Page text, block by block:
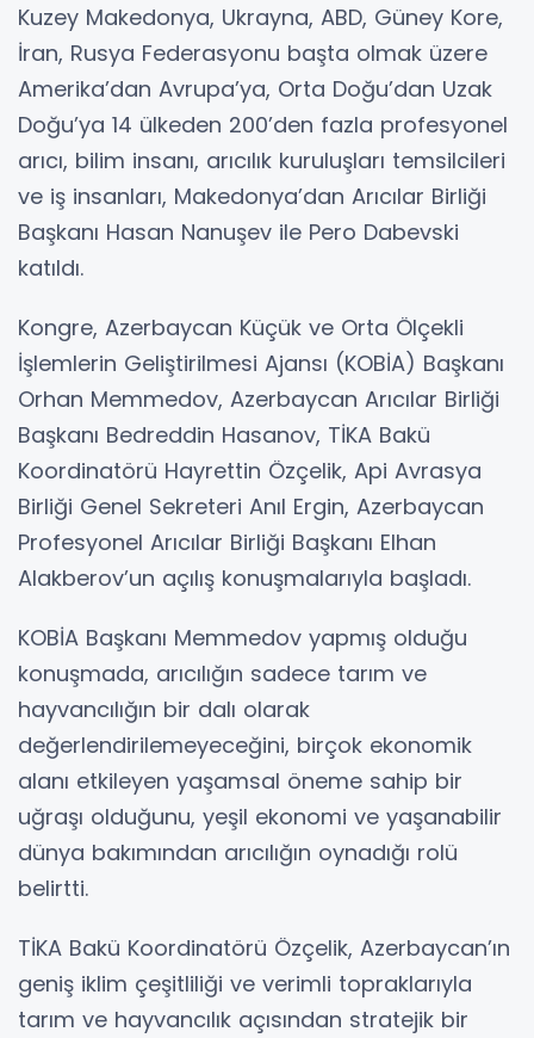
Kuzey Makedonya, Ukrayna, ABD, Güney Kore,
İran, Rusya Federasyonu başta olmak üzere
Amerika’dan Avrupa’ya, Orta Doğu’dan Uzak
Doğu’ya 14 ülkeden 200’den fazla profesyonel
arıcı, bilim insanı, arıcılık kuruluşları temsilcileri
ve iş insanları, Makedonya’dan Arıcılar Birliği
Başkanı Hasan Nanuşev ile Pero Dabevski
katıldı.
Kongre, Azerbaycan Küçük ve Orta Ölçekli
İşlemlerin Geliştirilmesi Ajansı (KOBİA) Başkanı
Orhan Memmedov, Azerbaycan Arıcılar Birliği
Başkanı Bedreddin Hasanov, TİKA Bakü
Koordinatörü Hayrettin Özçelik, Api Avrasya
Birliği Genel Sekreteri Anıl Ergin, Azerbaycan
Profesyonel Arıcılar Birliği Başkanı Elhan
Alakberov’un açılış konuşmalarıyla başladı.
KOBİA Başkanı Memmedov yapmış olduğu
konuşmada, arıcılığın sadece tarım ve
hayvancılığın bir dalı olarak
değerlendirilemeyeceğini, birçok ekonomik
alanı etkileyen yaşamsal öneme sahip bir
uğraşı olduğunu, yeşil ekonomi ve yaşanabilir
dünya bakımından arıcılığın oynadığı rolü
belirtti.
TİKA Bakü Koordinatörü Özçelik, Azerbaycan’ın
geniş iklim çeşitliliği ve verimli topraklarıyla
tarım ve hayvancılık açısından stratejik bir